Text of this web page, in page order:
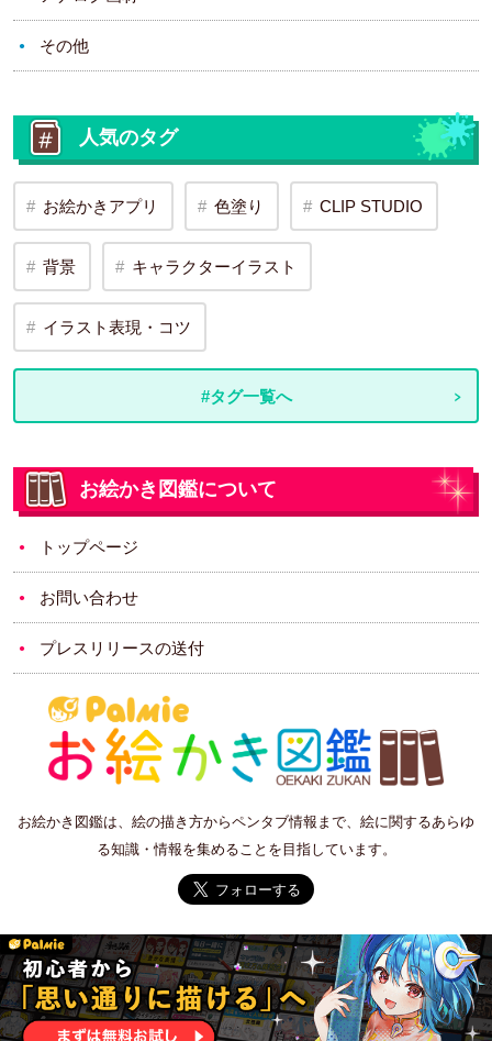
その他
人気のタグ
お絵かきアプリ 色塗り CLIP STUDIO
背景 キャラクターイラスト
イラスト表現・コツ
#タグ一覧へ
お絵かき図鑑について
トップページ
お問い合わせ
プレスリリースの送付
お絵かき図鑑は、絵の描き方からペンタブ情報まで、絵に関するあらゆ
る知識・情報を集めることを目指しています。